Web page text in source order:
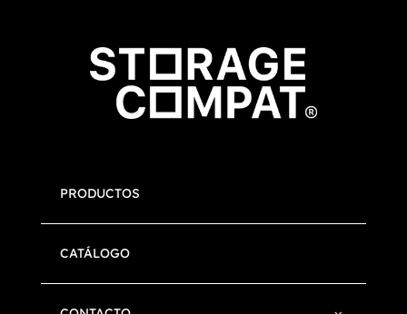
PRODUCTOS
CATÁLOGO